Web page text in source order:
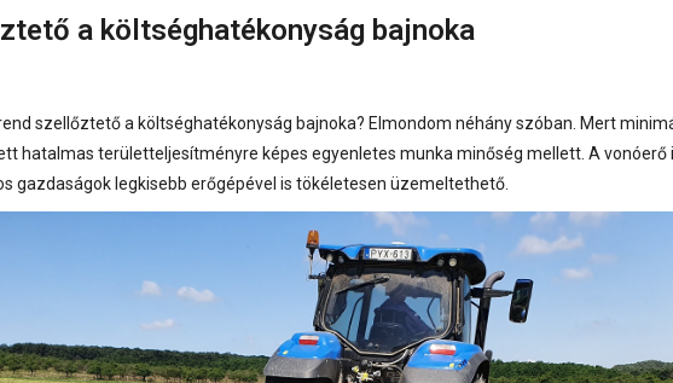
a költséghatékonyság bajnoka
szellőztető a költséghatékonyság bajnoka? Elmondom néhány szóban. Mert
hatalmas területteljesítményre képes egyenletes munka minőség mellett. A vonóerő
gazdaságok legkisebb erőgépével is tökéletesen üzemeltethető.